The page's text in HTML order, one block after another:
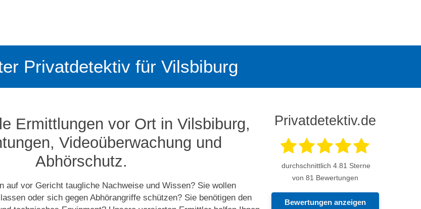
Privatdetektiv für Vilsbiburg
Ermittlungen vor Ort in Vilsbiburg,
Video­­überwachung und
Abhörschutz.
auf vor Gericht taugliche Nachweise und Wissen? Sie wollen
oder sich gegen Abhörangriffe schützen? Sie benötigen den
Privatdetektiv.de
durchschnittlich4.81 Sterne
von 81 Bewertungen
Bewertungen anzeigen